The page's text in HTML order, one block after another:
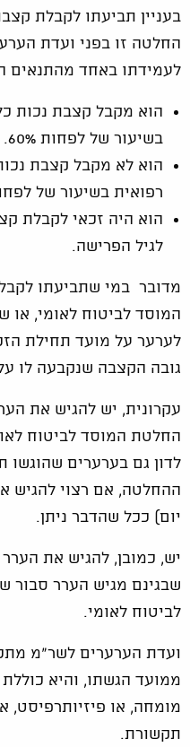
בעניין תביעתו לקבלת
החלטה זו בפני ועדת
לעמידתו באחד מהתנאים
הוא מקבל קצבת נכות
בשיעור של לפחות 60%.
הוא לא מקבל קצבת
רפואית בשיעור של לפחות
הוא היה זכאי לקבלת
לגיל הפרישה.
מדובר במי שתביעתו
המוסד לביטוח לאומי, או
לערער על מועד תחילת
גובה הקצבה שנקבעה לו
החלטת המוסד לביטוח
יום) ככל שהדבר ניתן.
יש, כמובן, להגיש את הערר
שבגינם מגיש הערר
לביטוח לאומי.
ממועד הגשתו, והיא
מומחה, או פיזיותרפיסט,
תקשורת.